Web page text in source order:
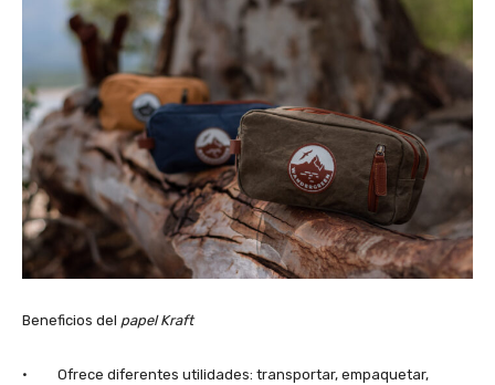
Beneficios del papel Kraft
· Ofrece diferentes utilidades: transportar, empaquetar,